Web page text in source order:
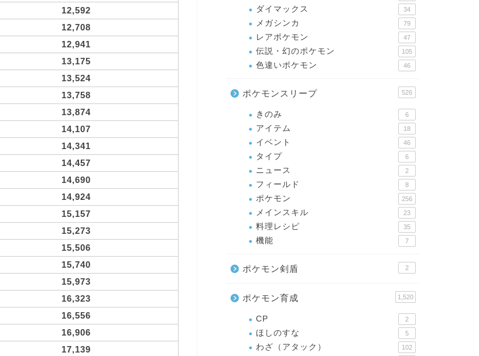
12,592
12,708
12,941
13,175
13,524
13,758
13,874
14,107
14,341
14,457
14,690
14,924
15,157
15,273
15,506
15,740
15,973
16,323
16,556
16,906
17,139
ダイマックス 34
メガシンカ 79
レアポケモン 47
伝説・幻のポケモン 105
色違いポケモン 46
ポケモンスリープ 526
きのみ 6
アイテム 18
イベント 46
タイプ 6
ニュース 2
フィールド 8
ポケモン 256
メインスキル 23
料理レシピ 35
機能 7
ポケモン剣盾 2
ポケモン育成 1,520
CP 2
ほしのすな 5
わざ（アタック） 102